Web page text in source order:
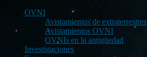
OVNI
Avistamientos de extraterrestres
Avistamientos OVNI
OVNIs en la antigüedad
Investigaciones